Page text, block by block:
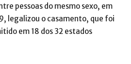
pessoas do mesmo sexo, em
legalizou o casamento, que foi
em 18 dos 32 estados